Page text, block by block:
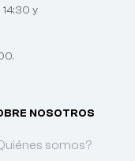
14:30 y
NOSOTROS
somos?